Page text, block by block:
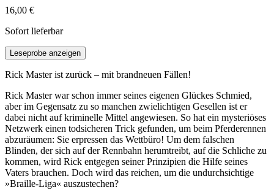
16,00 €
Sofort lieferbar
Leseprobe anzeigen
Rick Master ist zurück – mit brandneuen Fällen!
Rick Master war schon immer seines eigenen Glückes Schmied,
aber im Gegensatz zu so manchen zwielichtigen Gesellen ist er
dabei nicht auf kriminelle Mittel angewiesen. So hat ein mysteriöses
Netzwerk einen todsicheren Trick gefunden, um beim Pferderennen
abzuräumen: Sie erpressen das Wettbüro! Um dem falschen
Blinden, der sich auf der Rennbahn herumtreibt, auf die Schliche zu
kommen, wird Rick entgegen seiner Prinzipien die Hilfe seines
Vaters brauchen. Doch wird das reichen, um die undurchsichtige
»Braille-Liga« auszustechen?